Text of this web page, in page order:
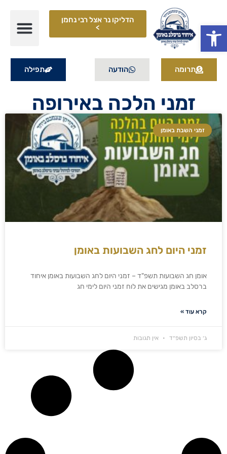
פתח סרגל נגישות
הדליקו נר אצל רבי נחמן
>
תרומה הודעה תפילה
זמני הלכה באירופה
זמני השבת באומן
זמני היום לחג השבועות באומן
אומן חג השבועות תשפ"ד – זמני היום לחג השבועות באומן איחוד
ברסלב באומן מגישים את לוח זמני היום לימי חג
קרא עוד »
ג׳ בסיון תשפ״ד אין תגובות